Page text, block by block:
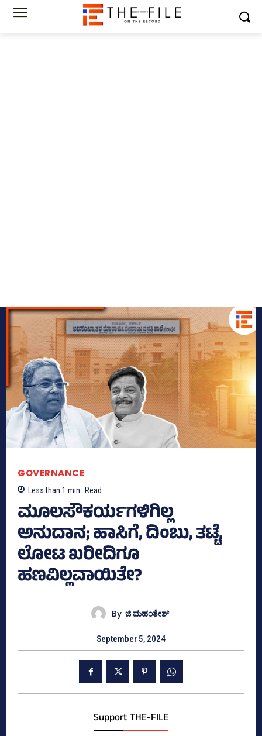
GOVERNANCE
Less than 1 min. Read
ಮೂಲಸೌಕರ್ಯಗಳಿಗಿಲ್ಲ
ಅನುದಾನ; ಹಾಸಿಗೆ, ದಿಂಬು, ತಟ್ಟೆ,
ಲೋಟ ಖರೀದಿಗೂ
ಹಣವಿಲ್ಲವಾಯಿತೇ?
By ಜಿ ಮಹಂತೇಶ್
September 5, 2024
Support THE-FILE